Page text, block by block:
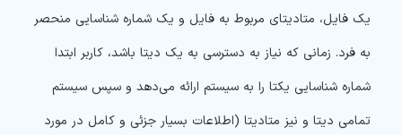
یک فایل، متادیتای مربوط به فایل و یک شماره شناسایی منحصر
به فرد. زمانی که نیاز به دسترسی به یک دیتا باشد، کاربر ابتدا
شماره شناسایی یکتا را به سیستم ارائه می‌دهد و سپس سیستم
تمامی دیتا و نیز متادیتا (اطلاعات بسیار جزئی و کامل در مورد